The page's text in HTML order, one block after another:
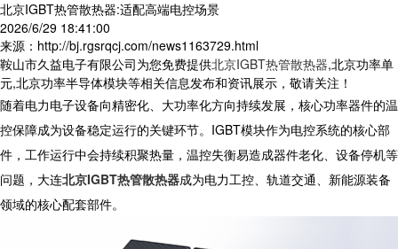
北京IGBT热管散热器:适配高端电控场景
2026/6/29 18:41:00
来源：http://bj.rgsrqcj.com/news1163729.html
鞍山市久益电子有限公司为您免费提供北京IGBT热管散热器,北京功率单
元,北京功率半导体模块等相关信息发布和资讯展示，敬请关注！
随着电力电子设备向精密化、大功率化方向持续发展，核心功率器件的温
控保障成为设备稳定运行的关键环节。IGBT模块作为电控系统的核心部
件，工作运行中会持续积聚热量，温控失衡易造成器件老化、设备停机等
问题，大连北京IGBT热管散热器成为电力工控、轨道交通、新能源装备
领域的核心配套部件。